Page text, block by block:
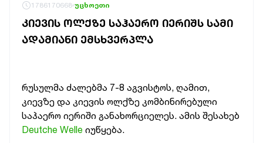
1786170668 უცხოეთი
ᲙᲘᲔᲕᲘᲡ ᲝᲚᲥᲖᲔ ᲡᲐᲰᲐᲔᲠᲝ ᲘᲔᲠᲘᲨᲡ ᲡᲐᲛᲘ
ᲐᲓᲐᲛᲘᲐᲜᲘ ᲔᲛᲡᲮᲕᲔᲠᲞᲚᲐ
რუსულმა ძალებმა 7-8 აგვისტოს, ღამით,
კიევზე და კიევის ოლქზე კომბინირებული
საჰაერო იერიში განახორციელეს. ამის შესახებ
Deutche Welle იუწყება.